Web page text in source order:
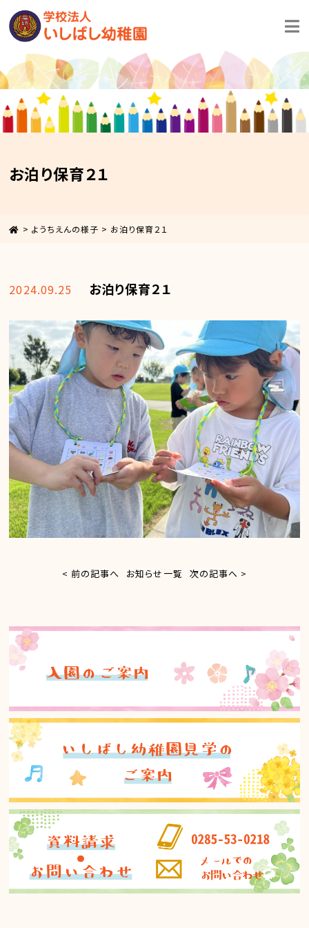
お泊り保育２１
> ようちえんの様子 > お泊り保育２１
2024.09.25 お泊り保育２１
< 前の記事へ お知らせ一覧 次の記事へ >